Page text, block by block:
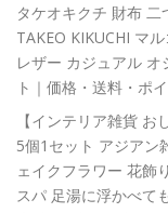
タケオキクチ 財布
TAKEO KIKUCHI マ
レザー カジュアル
ト｜価格・送料・ポ
【インテリア雑貨
5個1セット アジアン
ェイクフラワー 花飾
スパ 足湯に浮かべて